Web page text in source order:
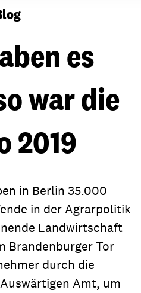
es
war die
2019
in Berlin 35.000
in der Agrarpolitik
Landwirtschaft
Brandenburger Tor
durch die
Amt, um